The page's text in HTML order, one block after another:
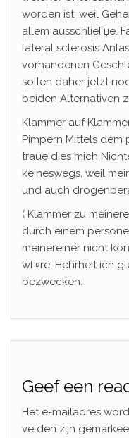
worden ist, weil
allem ausschlieГџe.
lateral sclerosis
vorhandenen
sollen daher jetzt
beiden Alternativen
Klammer auf
Pimpern Mittels
traue dies mich
keineswegs, weil
und auch
( Klammer zu
durch einem
meinereiner nicht
wГ¤re, Hehrheit ich
bezwecken.
Geef een
Het e-mailadres
velden zijn